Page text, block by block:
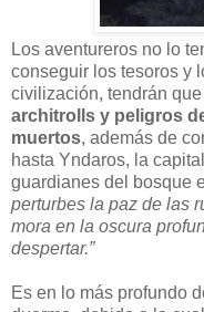
Los aventureros no lo
conseguir los tesoros y
civilización, tendrán que
architrolls y peligros
muertos, además de
hasta Yndaros, la
guardianes del bosque
perturbes la paz de las
mora en la oscura
despertar.”
Es en lo más profundo